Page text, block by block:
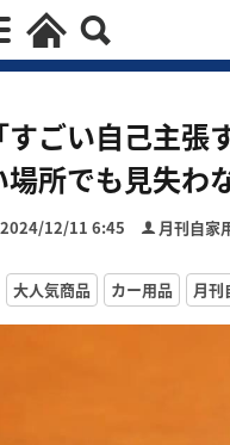
「すごい自己主
場所でも見失わ
2024/12/11 6:45 月刊自家
大人気商品 カー用品 月刊